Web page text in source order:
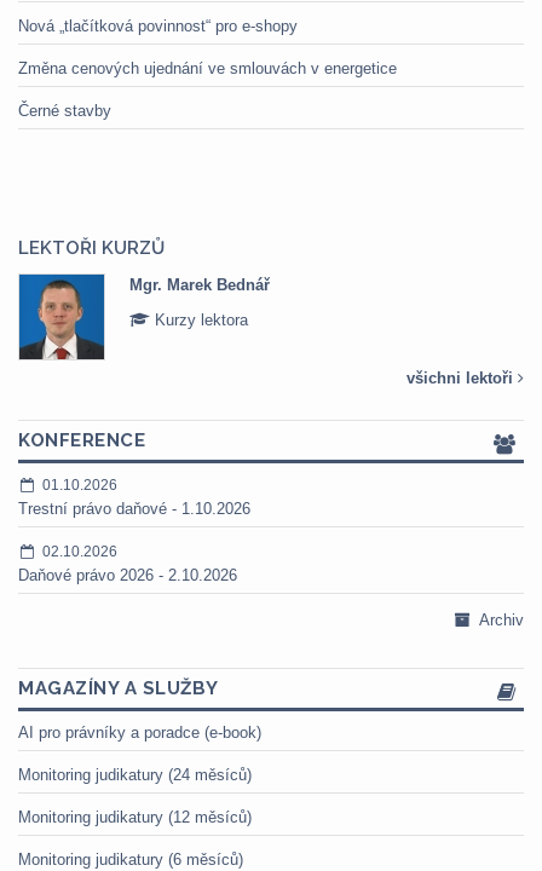
Nová „tlačítková povinnost“ pro e-shopy
Změna cenových ujednání ve smlouvách v energetice
Černé stavby
LEKTOŘI KURZŮ
Mgr. Marek Bednář
Kurzy lektora
všichni lektoři
KONFERENCE
01.10.2026
Trestní právo daňové - 1.10.2026
02.10.2026
Daňové právo 2026 - 2.10.2026
Archiv
MAGAZÍNY A SLUŽBY
AI pro právníky a poradce (e-book)
Monitoring judikatury (24 měsíců)
Monitoring judikatury (12 měsíců)
Monitoring judikatury (6 měsíců)